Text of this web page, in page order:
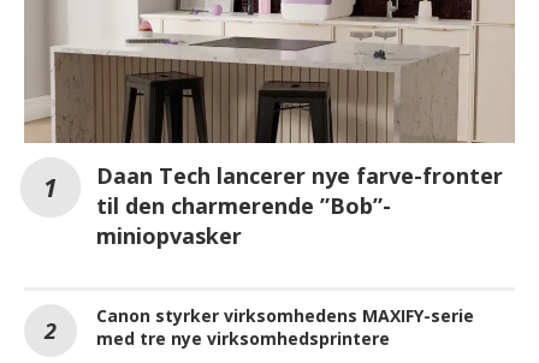
Daan Tech lancerer nye farve-fronter
til den charmerende ”Bob”-
miniopvasker
Canon styrker virksomhedens MAXIFY-serie
med tre nye virksomhedsprintere